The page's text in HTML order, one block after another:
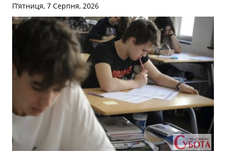
П’ятниця, 7 Серпня, 2026